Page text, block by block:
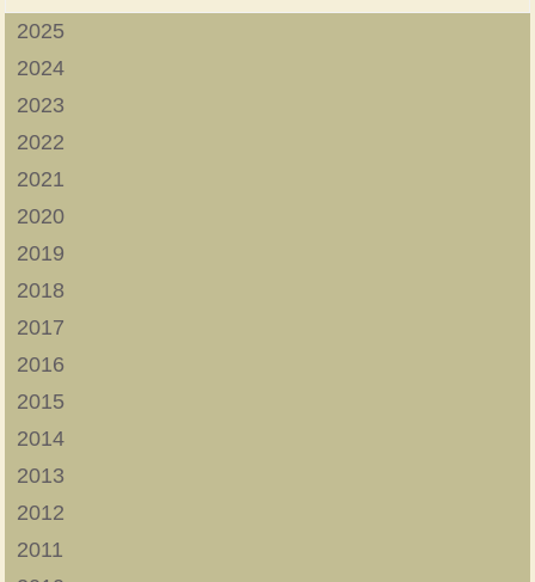
2025
2024
2023
2022
2021
2020
2019
2018
2017
2016
2015
2014
2013
2012
2011